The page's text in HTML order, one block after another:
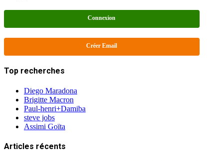
Connexion
Créer Email
Top recherches
Diego Maradona
Brigitte Macron
Paul-henri+Damiba
steve jobs
Assimi Goïta
Articles récents